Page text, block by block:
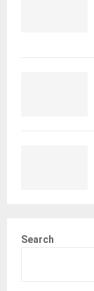
Search